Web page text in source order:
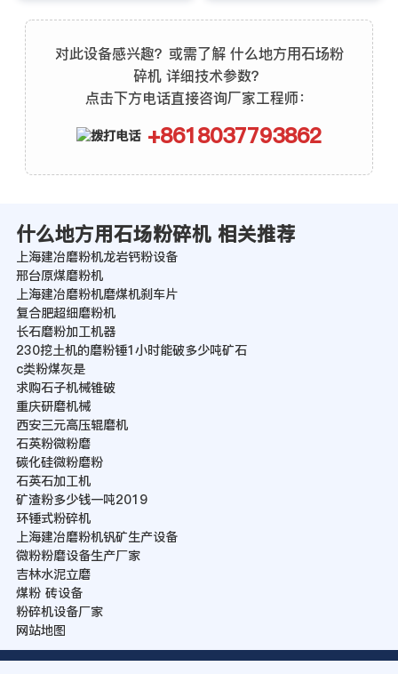
对此设备感兴趣？或需了解 什么地方用石场粉
碎机 详细技术参数？
点击下方电话直接咨询厂家工程师：
+8618037793862
什么地方用石场粉碎机 相关推荐
上海建冶磨粉机龙岩钙粉设备
邢台原煤磨粉机
上海建冶磨粉机磨煤机刹车片
复合肥超细磨粉机
长石磨粉加工机器
230挖土机的磨粉锤1小时能破多少吨矿石
c类粉煤灰是
求购石子机械锥破
重庆研磨机械
西安三元高压辊磨机
石英粉微粉磨
碳化硅微粉磨粉
石英石加工机
矿渣粉多少钱一吨2019
环锤式粉碎机
上海建冶磨粉机钒矿生产设备
微粉粉磨设备生产厂家
吉林水泥立磨
煤粉 砖设备
粉碎机设备厂家
网站地图